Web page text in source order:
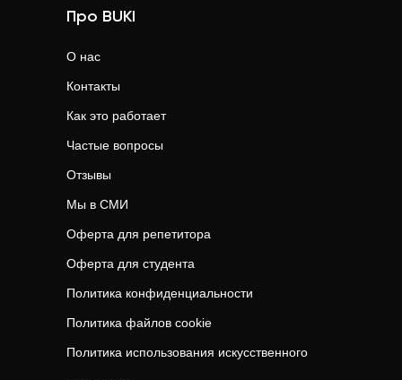
Про BUKI
О нас
Контакты
Как это работает
Частые вопросы
Отзывы
Мы в СМИ
Оферта для репетитора
Оферта для студента
Политика конфиденциальности
Политика файлов cookie
Политика использования искусственного